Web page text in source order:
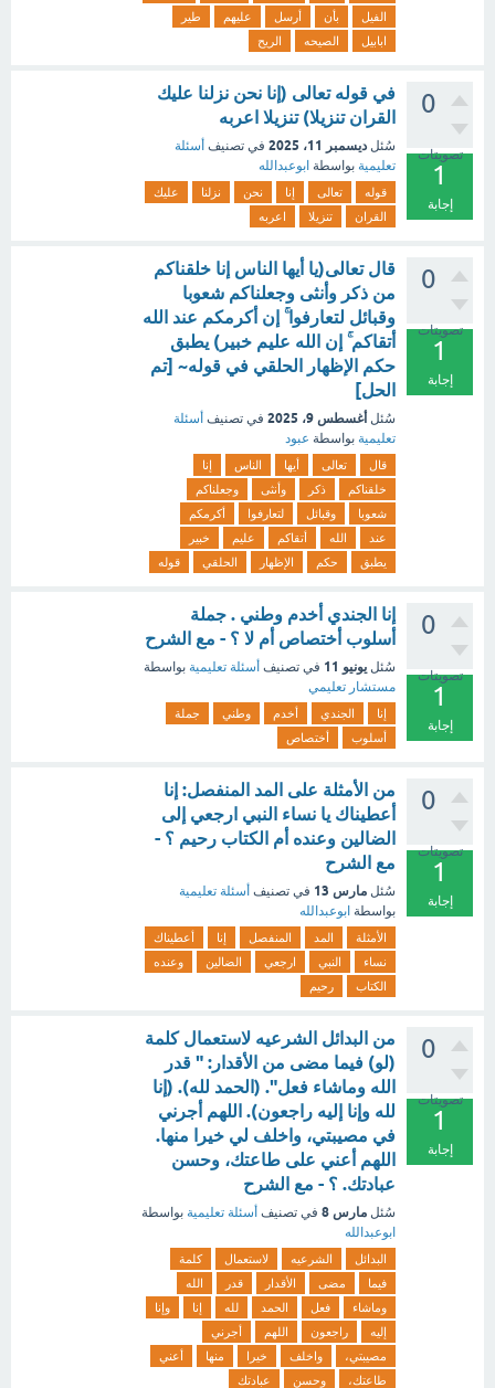
الفيل
بأن أرسل عليهم
طير
ابابيل
الصيحه الريح
0
تصويتات
1
إجابة
في قوله تعالى (إنا نحن نزلنا عليك
القران تنزيلا) تنزيلا اعربه
سُئل ديسمبر 11، 2025 في تصنيف أسئلة
تعليمية بواسطة ابوعبدالله
قوله تعالى إنا نحن نزلنا
عليك
القران
تنزيلا اعربه
0
تصويتات
1
إجابة
قال تعالى(يا أيها الناس إنا خلقناكم
من ذكر وأنثى وجعلناكم شعوبا
وقبائل لتعارفوا ۚ إن أكرمكم عند الله
أتقاكم ۚ إن الله عليم خبير) يطبق
حكم الإظهار الحلقي في قوله~ [تم
الحل]
سُئل أغسطس 9، 2025 في تصنيف أسئلة
تعليمية بواسطة عبود
قال تعالى أيها الناس
إنا
خلقناكم
ذكر وأنثى
وجعلناكم
شعوبا
وقبائل لتعارفوا
أكرمكم
عند
الله أتقاكم عليم
خبير
يطبق
حكم الإظهار الحلقي قوله
0
تصويتات
1
إجابة
إنا الجندي أخدم وطني . جملة
أسلوب أختصاص أم لا ؟ - مع الشرح
سُئل يونيو 11 في تصنيف أسئلة تعليمية بواسطة
مستشار تعليمي
إنا الجندي أخدم وطني
جملة
أسلوب
أختصاص
0
تصويتات
1
إجابة
من الأمثلة على المد المنفصل: إنا
أعطيناك يا نساء النبي ارجعي إلى
الضالين وعنده أم الكتاب رحيم ؟ -
مع الشرح
سُئل مارس 13 في تصنيف أسئلة تعليمية
بواسطة ابوعبدالله
الأمثلة المد المنفصل إنا
أعطيناك
نساء
النبي ارجعي الضالين
وعنده
الكتاب
رحيم
0
تصويتات
1
إجابة
من البدائل الشرعيه لاستعمال كلمة
(لو) فيما مضى من الأقدار: " قدر
الله وماشاء فعل". (الحمد لله). (إنا
لله وإنا إليه راجعون). اللهم أجرني
في مصيبتي، واخلف لي خيرا منها.
اللهم أعني على طاعتك، وحسن
عبادتك. ؟ - مع الشرح
سُئل مارس 8 في تصنيف أسئلة تعليمية بواسطة
ابوعبدالله
البدائل الشرعيه لاستعمال
كلمة
فيما
مضى الأقدار قدر
الله
وماشاء
فعل الحمد لله إنا
وإنا
إليه
راجعون اللهم
أجرني
مصيبتي،
واخلف خيرا منها
أعني
طاعتك،
وحسن عبادتك